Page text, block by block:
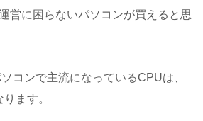
営に困らないパソコンが買えると思
コンで主流になっているCPUは、
ます。